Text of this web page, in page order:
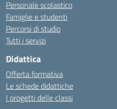
Personale scolastico
Famiglie e studenti
Percorsi di studio
Tutti i servizi
Didattica
Offerta formativa
Le schede didattiche
I progetti delle classi